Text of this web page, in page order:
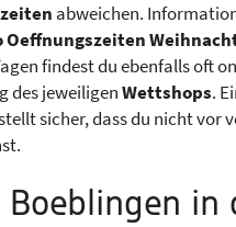
abweichen.
findest du ebenfalls oft
des jeweiligenWettshops.
sicher, dass du nicht vor
Boeblingen in